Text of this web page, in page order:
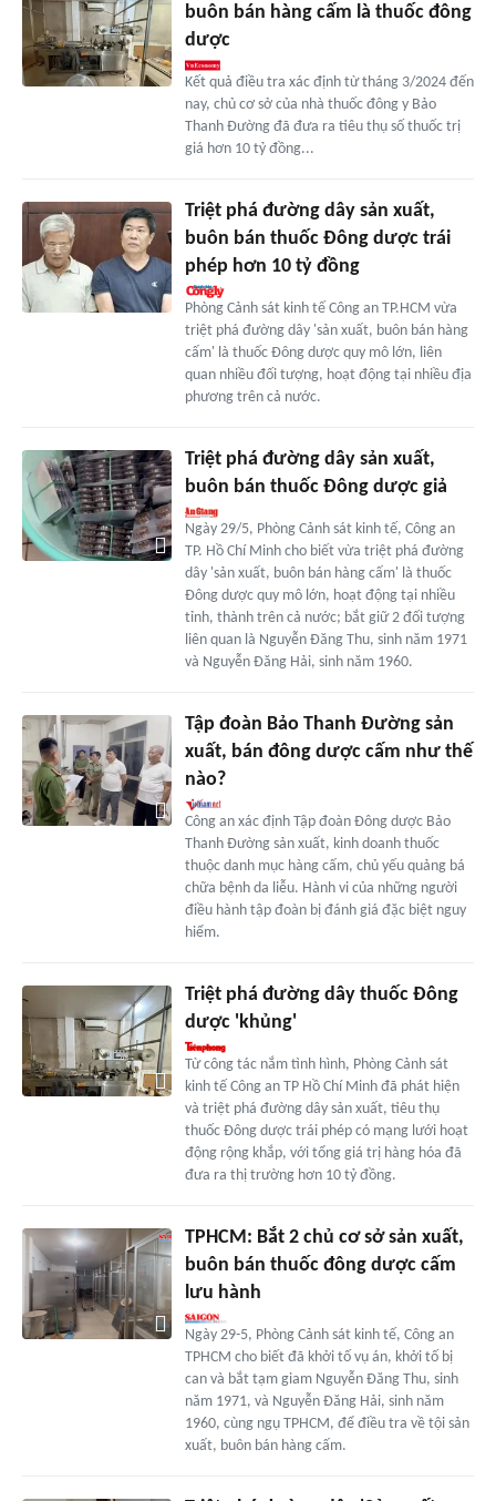
buôn bán hàng cấm là thuốc đông
dược
Kết quả điều tra xác định từ tháng 3/2024 đến
nay, chủ cơ sở của nhà thuốc đông y Bảo
Thanh Đường đã đưa ra tiêu thụ số thuốc trị
giá hơn 10 tỷ đồng...
Triệt phá đường dây sản xuất,
buôn bán thuốc Đông dược trái
phép hơn 10 tỷ đồng
Phòng Cảnh sát kinh tế Công an TP.HCM vừa
triệt phá đường dây 'sản xuất, buôn bán hàng
cấm' là thuốc Đông dược quy mô lớn, liên
quan nhiều đối tượng, hoạt động tại nhiều địa
phương trên cả nước.
Triệt phá đường dây sản xuất,
buôn bán thuốc Đông dược giả
Ngày 29/5, Phòng Cảnh sát kinh tế, Công an
TP. Hồ Chí Minh cho biết vừa triệt phá đường
dây 'sản xuất, buôn bán hàng cấm' là thuốc
Đông dược quy mô lớn, hoạt động tại nhiều
tỉnh, thành trên cả nước; bắt giữ 2 đối tượng
liên quan là Nguyễn Đăng Thu, sinh năm 1971
và Nguyễn Đăng Hải, sinh năm 1960.
Tập đoàn Bảo Thanh Đường sản
xuất, bán đông dược cấm như thế
nào?
Công an xác định Tập đoàn Đông dược Bảo
Thanh Đường sản xuất, kinh doanh thuốc
thuộc danh mục hàng cấm, chủ yếu quảng bá
chữa bệnh da liễu. Hành vi của những người
điều hành tập đoàn bị đánh giá đặc biệt nguy
hiểm.
Triệt phá đường dây thuốc Đông
dược 'khủng'
Từ công tác nắm tình hình, Phòng Cảnh sát
kinh tế Công an TP Hồ Chí Minh đã phát hiện
và triệt phá đường dây sản xuất, tiêu thụ
thuốc Đông dược trái phép có mạng lưới hoạt
động rộng khắp, với tổng giá trị hàng hóa đã
đưa ra thị trường hơn 10 tỷ đồng.
TPHCM: Bắt 2 chủ cơ sở sản xuất,
buôn bán thuốc đông dược cấm
lưu hành
Ngày 29-5, Phòng Cảnh sát kinh tế, Công an
TPHCM cho biết đã khởi tố vụ án, khởi tố bị
can và bắt tạm giam Nguyễn Đăng Thu, sinh
năm 1971, và Nguyễn Đăng Hải, sinh năm
1960, cùng ngụ TPHCM, để điều tra về tội sản
xuất, buôn bán hàng cấm.